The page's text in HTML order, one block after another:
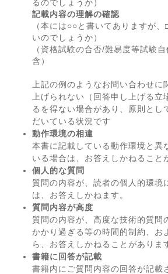
るのでしょうか）
記載内容の理解の確認
（本には○○と書いてありますが
いのでしょうか）
（資格試験の合否/難易度等試験
含）
上記の例のようなお問い合わせに
上げられない（回答申し上げる
るを得ない場合があり、原則とし
だいている状況です
動作環境の相違
本書に記載している動作環境と異
いる場合は、お答えしかねること
個人的な質問
質問の内容が、読者の個人的環境
は、お答えしかねます。
質問内容が高度
質問の内容が、高度な技術的質問
かかり過ぎる等の時間的制約、お
ら、お答えしかねることがありま
書籍に回答が記載
書籍内にご質問内容の回答が記載